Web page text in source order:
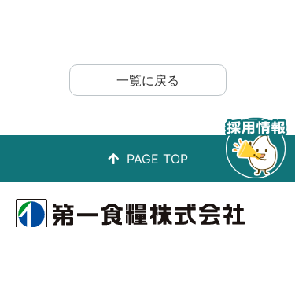
一覧に戻る
PAGE TOP